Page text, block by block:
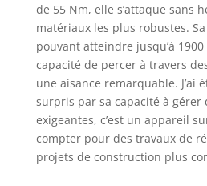
et
mm
au
de 55 Nm, elle s’attaque sans
matériaux les plus robustes.
pouvant atteindre jusqu’à
capacité de percer à travers
une aisance remarquable. J’ai
surpris par sa capacité à gérer
exigeantes, c’est un appareil
compter pour des travaux de
projets de construction plus